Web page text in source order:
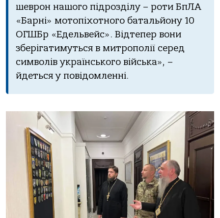
шеврон нашого підрозділу – роти БпЛА
«Барні» мотопіхотного батальйону 10
ОГШБр «Едельвейс». Відтепер вони
зберігатимуться в митрополії серед
символів українського війська», –
йдеться у повідомленні.